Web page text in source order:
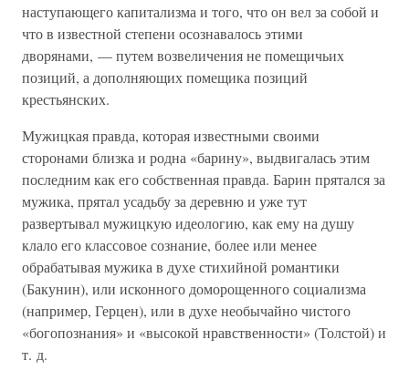
наступающего капитализма и того, что он вел за собой и
что в известной степени осознавалось этими
дворянами, — путем возвеличения не помещичьих
позиций, а дополняющих помещика позиций
крестьянских.
Мужицкая правда, которая известными своими
сторонами близка и родна «барину», выдвигалась этим
последним как его собственная правда. Барин прятался за
мужика, прятал усадьбу за деревню и уже тут
развертывал мужицкую идеологию, как ему на душу
клало его классовое сознание, более или менее
обрабатывая мужика в духе стихийной романтики
(Бакунин), или исконного доморощенного социализма
(например, Герцен), или в духе необычайно чистого
«богопознания» и «высокой нравственности» (Толстой) и
т. д.